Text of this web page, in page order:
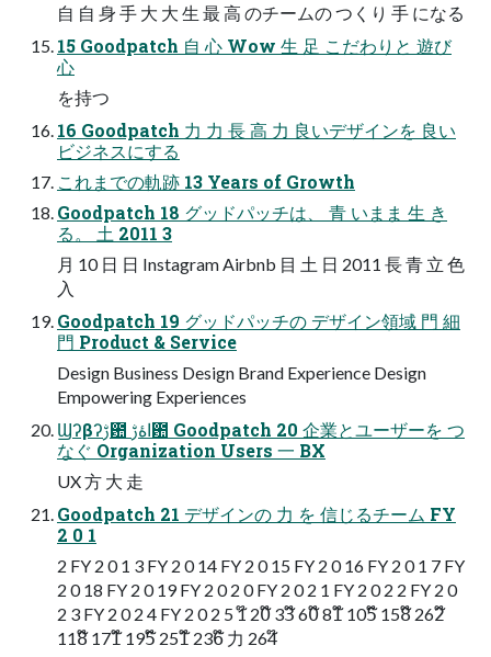
自 自 身 手 大 大 生 最 高 のチームの つくり 手 になる
15 Goodpatch 自 心 Wow 生 足 こだわりと 遊び
心
を持つ
16 Goodpatch 力 力 長 高 力 良いデザインを 良い
ビジネスにする
これまでの軌跡 13 Years of Growth
Goodpatch 18 グッドパッチは、 青 いまま 生 き
る。 土 2011 3
月 10 日 日 Instagram Airbnb 目 土 日 2011 長 青 立 色
入
Goodpatch 19 グッドパッチの デザイン領域 門 細
門 Product & Service
Design Business Design Brand Experience Design
Empowering Experiences
Ϣʔβʔࢹ఺ اۀࢹ఺ Goodpatch 20 企業とユーザーを つ
なぐ Organization Users 一 BX
UX 方 大 走
Goodpatch 21 デザインの 力 を 信じるチーム FY
2 0 1
2 FY 2 0 1 3 FY 2 0 14 FY 2 0 15 FY 2 0 16 FY 2 0 1 7 FY
2 0 18 FY 2 0 19 FY 2 0 2 0 FY 2 0 2 1 FY 2 0 2 2 FY 2 0
2 3 FY 2 0 2 4 FY 2 0 2 5 1໊ 20໊ 33໊ 60໊ 81໊ 105໊ 158໊ 262໊
118໊ 171໊ 195໊ 251໊ 236໊ 力 264໊